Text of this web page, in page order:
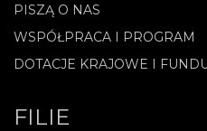
PISZĄ O NAS
WSPÓŁPRACA I PROGRAM
DOTACJE KRAJOWE I
FILIE